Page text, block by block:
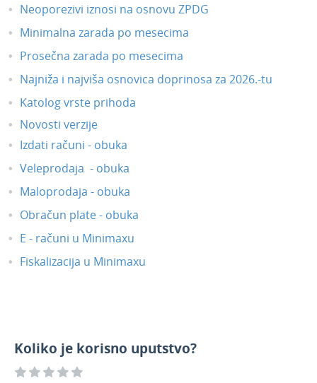
Neoporezivi iznosi na osnovu ZPDG
Minimalna zarada po mesecima
Prosečna zarada po mesecima
Najniža i najviša osnovica doprinosa za 2026.-tu
Katolog vrste prihoda
Novosti verzije
Izdati računi - obuka
Veleprodaja - obuka
Maloprodaja - obuka
Obračun plate - obuka
E - računi u Minimaxu
Fiskalizacija u Minimaxu
Koliko je korisno uputstvo?